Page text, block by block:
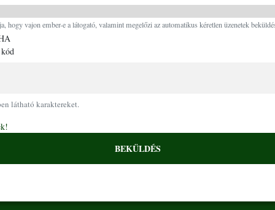
hogy vajon ember-e a látogató, valamint megelőzi az automatikus kéretlen üzenetek
látható karaktereket.
BEKÜLDÉS